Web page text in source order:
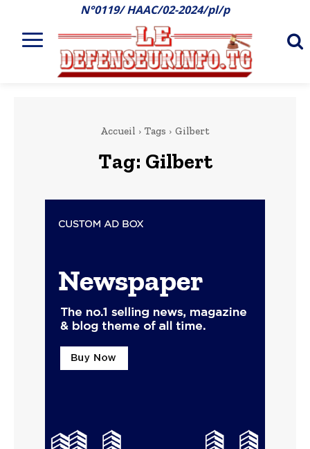
N°0119/ HAAC/02-2024/pl/p
Accueil Tags Gilbert
Tag: Gilbert